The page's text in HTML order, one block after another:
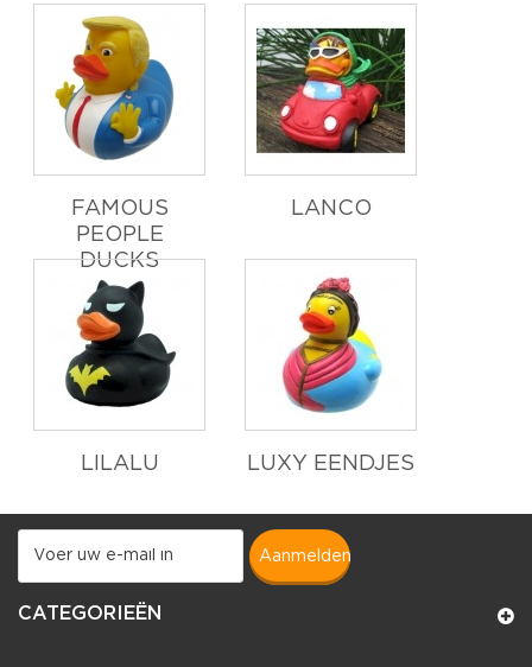
FAMOUS
PEOPLE
DUCKS
LANCO
LILALU LUXY EENDJES
aanmelden
CATEGORIEËN